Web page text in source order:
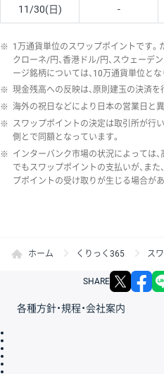
11/30(日) -
※ 1万通貨単位のスワップポイントです。
クローネ/円、香港ドル/円、スウェーデ
ージ銘柄については、10万通貨単位とな
※ 現金残高への反映は、原則建玉の決済を
※ 海外の祝日などにより日本の営業日と
※ スワップポイントの決定は取引所が行
側とで同額となっています。
※ インターバンク市場の状況によっては
でもスワップポイントの支払いが、ま
プポイントの受け取りが生じる場合があ
ホーム くりっく365 ス
SHARE X
各種方針・規程・会社案内